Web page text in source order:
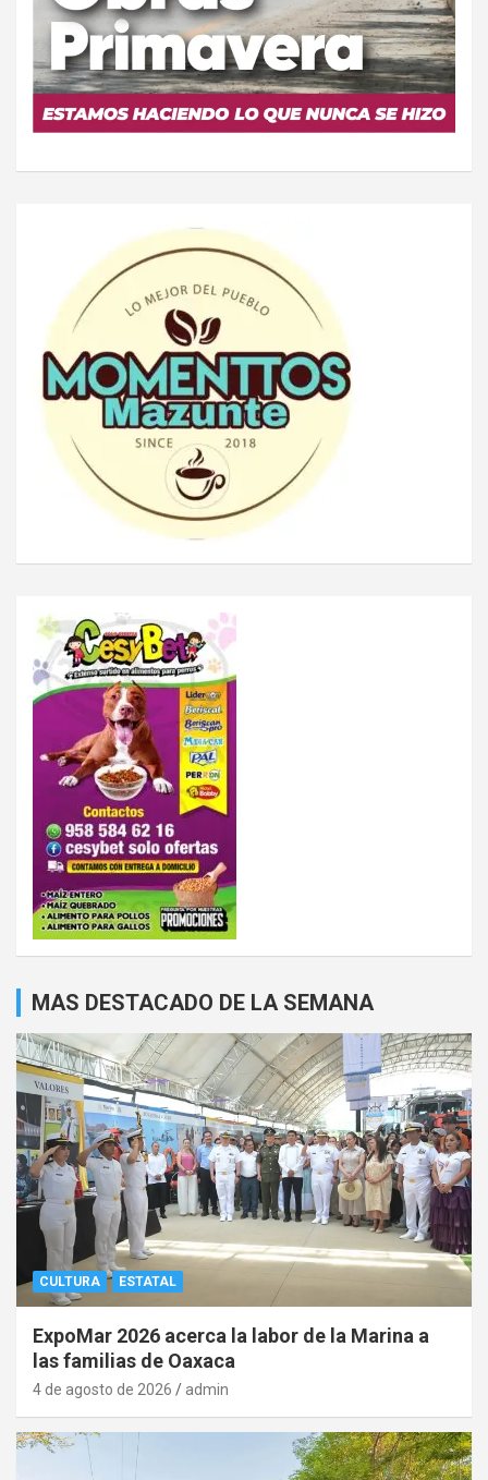
MAS DESTACADO DE LA SEMANA
CULTURA ESTATAL
ExpoMar 2026 acerca la labor de la Marina a
las familias de Oaxaca
4 de agosto de 2026 admin